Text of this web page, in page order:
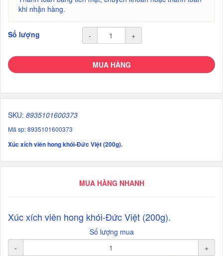
khi nhận hàng.
Số lượng - +
MUA HÀNG
SKU: 8935101600373
Mã sp: 8935101600373
Xúc xích viên hong khói-Đức Việt (200g).
MUA HÀNG NHANH
Xúc xích viên hong khói-Đức Việt (200g).
Số lượng mua
-
+